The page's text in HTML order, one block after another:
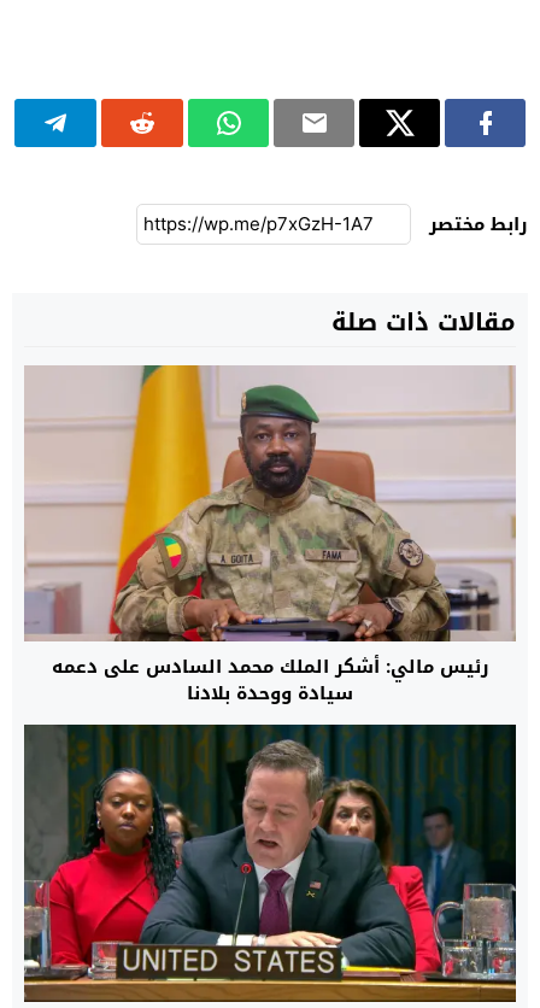
رابط مختصر
مقالات ذات صلة
رئيس مالي: أشكر الملك محمد السادس على دعمه
سيادة ووحدة بلادنا